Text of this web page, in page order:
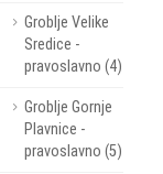
Groblje Velike
Sredice -
pravoslavno (4)
Groblje Gornje
Plavnice -
pravoslavno (5)